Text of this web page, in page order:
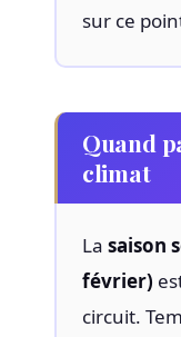
sur ce
Quand
climat
Lasaison
février)
circuit.